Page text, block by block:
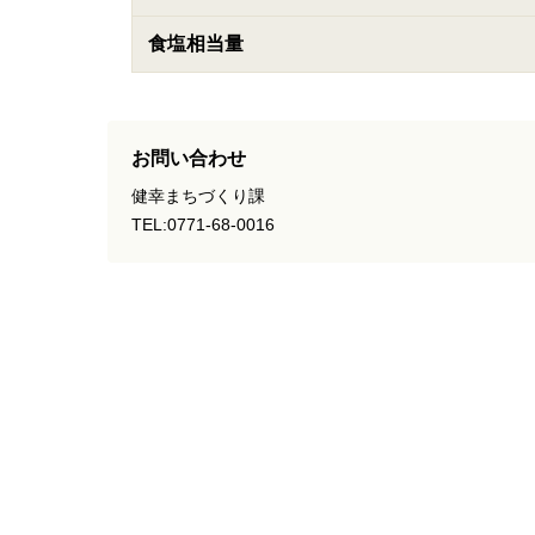
食塩相当量
お問い合わせ
健幸まちづくり課
TEL:0771-68-0016